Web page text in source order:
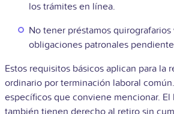
los trámites en línea.
No tener préstamos
obligaciones patronales
Estos requisitos básicos aplican para la
ordinario por terminación laboral
específicos que conviene mencionar. El